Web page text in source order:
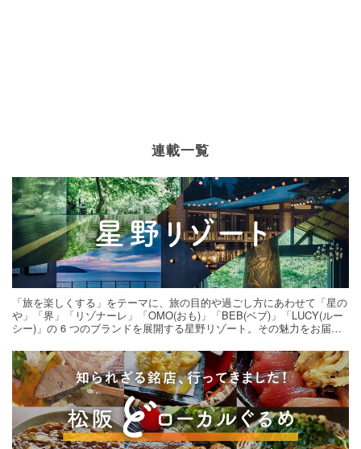
連載一覧
「旅を楽しくする」をテーマに、旅の目的や過ごし方にあわせて「星の
や」「界」「リゾナーレ」「OMO(おも)」「BEB(ベブ)」「LUCY(ルー
シー)」の 6 つのブランドを展開する星野リゾート。その魅力をお届け